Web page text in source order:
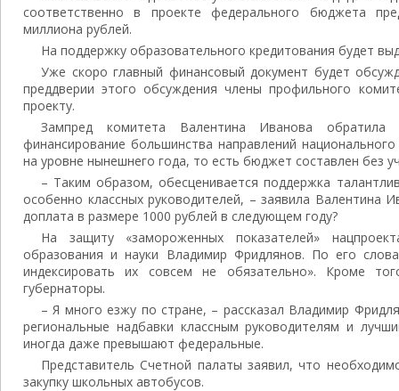
соответственно в проекте федерального бюджета
миллиона рублей.
На поддержку образовательного кредитования будет
Уже скоро главный финансовый документ будет
преддверии этого обсуждения члены профильного
проекту.
Зампред комитета Валентина Иванова
финансирование большинства направлений
на уровне нынешнего года, то есть бюджет составлен без
– Таким образом, обесценивается поддержка
особенно классных руководителей, – заявила Валентина
доплата в размере 1000 рублей в следующем году?
На защиту «замороженных показателей»
образования и науки Владимир Фридлянов. По его
индексировать их совсем не обязательно». Кроме
губернаторы.
– Я много езжу по стране, – рассказал Владимир
региональные надбавки классным руководителям и
иногда даже превышают федеральные.
Представитель Счетной палаты заявил, что
закупку школьных автобусов.